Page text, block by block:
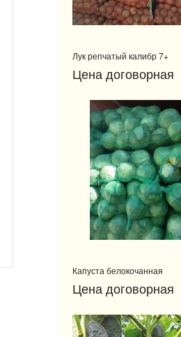
Лук репчатый калибр 7+
Цена договорная
Капуста белокочанная
Цена договорная